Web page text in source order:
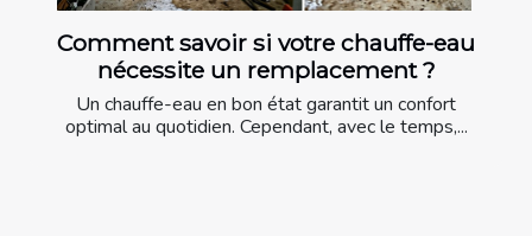
Comment savoir si votre chauffe-eau
nécessite un remplacement ?
Un chauffe-eau en bon état garantit un confort
optimal au quotidien. Cependant, avec le temps,...